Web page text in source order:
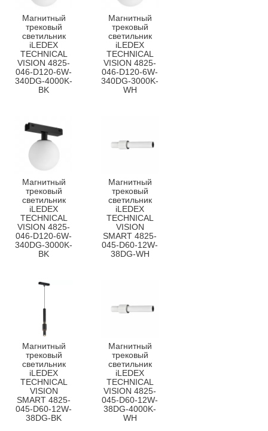
Магнитный
трековый
светильник
iLEDEX
TECHNICAL
VISION 4825-
046-D120-6W-
340DG-4000K-
BK
Магнитный
трековый
светильник
iLEDEX
TECHNICAL
VISION 4825-
046-D120-6W-
340DG-3000K-
WH
Магнитный
трековый
светильник
iLEDEX
TECHNICAL
VISION 4825-
046-D120-6W-
340DG-3000K-
BK
Магнитный
трековый
светильник
iLEDEX
TECHNICAL
VISION
SMART 4825-
045-D60-12W-
38DG-WH
Магнитный
трековый
светильник
iLEDEX
TECHNICAL
VISION
SMART 4825-
045-D60-12W-
38DG-BK
Магнитный
трековый
светильник
iLEDEX
TECHNICAL
VISION 4825-
045-D60-12W-
38DG-4000K-
WH